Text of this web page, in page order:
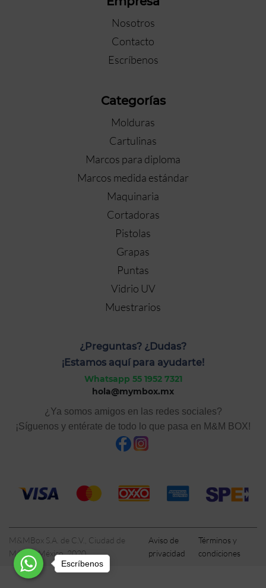
Nosotros
Contacto
Escríbenos
Categorías
Molduras
Cartulinas
Marcos para diploma
Marcos medida estándar
Maquinaria
Cortadoras
Pistolas
Grapas
Puntas
Vidrio UV
Muestrarios
¿Preguntas? ¿Dudas?
¡Estamos aquí para ayudarte!
Whatsapp 55 1952 7321
hola@mymbox.mx
¿Ya somos amigos en las redes sociales?
¡Síguenos y entérate de todo lo que pasa en M&M BOX!
M&MBox S.A. de C.V., Ciudad de
México, México, 2020
Aviso de
privacidad
Términos y
condiciones
Escríbenos